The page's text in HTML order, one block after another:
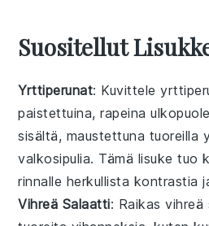
Suositellut
Yrttiperunat: Kuvittele
paistettuina, rapeina
sisältä, maustettuna tuoreilla
valkosipulia. Tämä lisuke tuo
rinnalle herkullista kontrastia
Vihreä Salaatti: Raikasvihreä